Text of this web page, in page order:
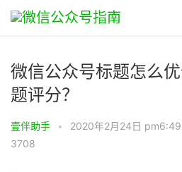
微信公众号标题怎么
题评分？
壹伴助手 • 2020年2月24日 pm6:49
3708